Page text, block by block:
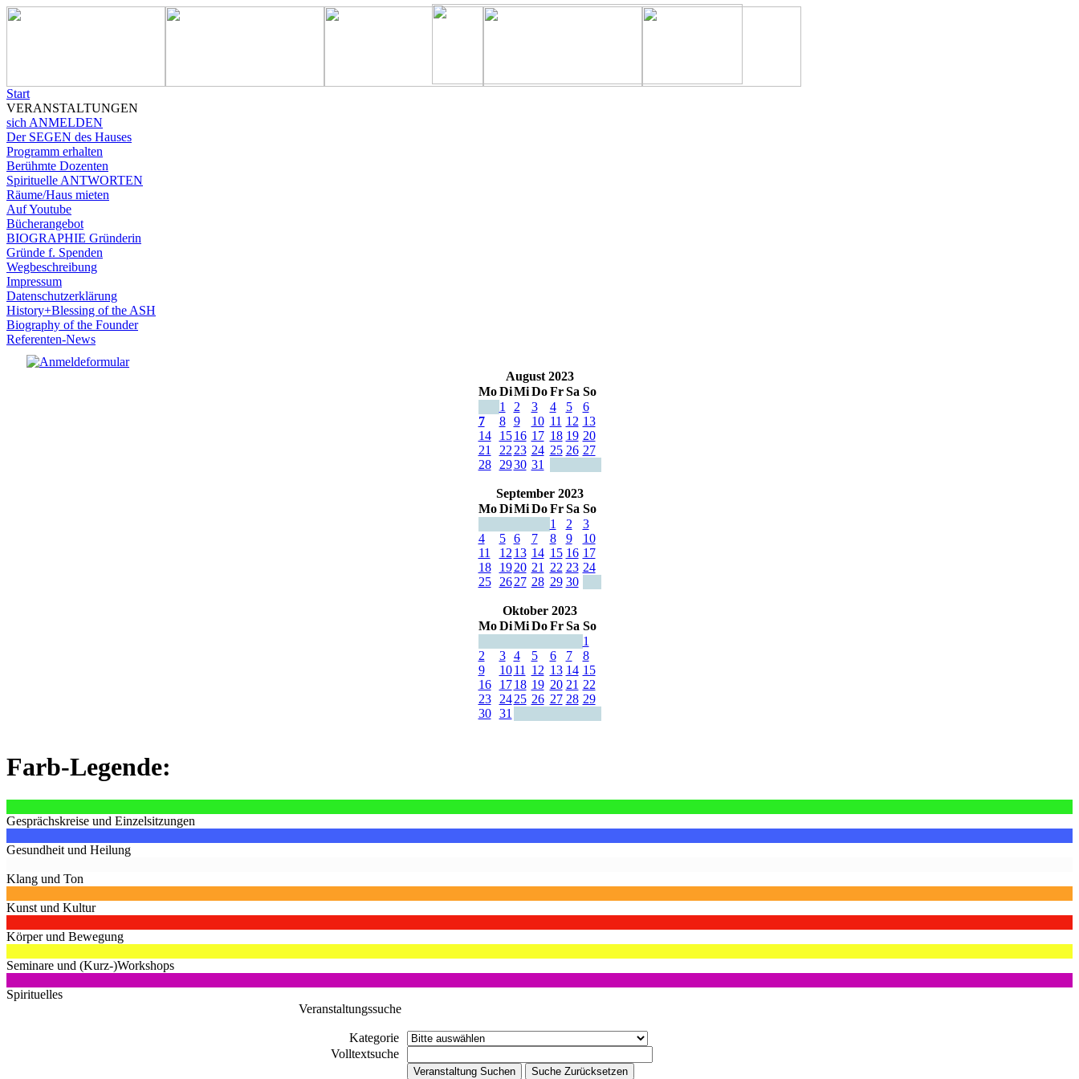
Start
VERANSTALTUNGEN
sich ANMELDEN
Der SEGEN des Hauses
Programm erhalten
Berühmte Dozenten
Spirituelle ANTWORTEN
Räume/Haus mieten
Auf Youtube
Bücherangebot
BIOGRAPHIE Gründerin
Gründe f. Spenden
Wegbeschreibung
Impressum
Datenschutzerklärung
History+Blessing of the ASH
Biography of the Founder
Referenten-News
August 2023
Mo DiMi Do Fr Sa So
1
2 3 4 5
6
7
8 9 10 11 12 13
14
15 16 17 18 19 20
21
22 23 24 25 26 27
28
2930 31
September 2023
Mo DiMi Do Fr Sa So
1
2
3
4
5 6 7 8 9
10
11
12 13 14 15 16 17
18
19 20 21 22 23 24
25
26 27 28 29 30
Oktober 2023
Mo DiMi Do Fr Sa So
1
2
3 4 5 6 7
8
9
10 11 12 13 14 15
16
17 18 19 20 21 22
23
24 25 26 27 28 29
30
31
Farb-Legende:
Gesprächskreise und Einzelsitzungen
Gesundheit und Heilung
Klang und Ton
Kunst und Kultur
Körper und Bewegung
Seminare und (Kurz-)Workshops
Spirituelles
Veranstaltungssuche
Kategorie
Volltextsuche